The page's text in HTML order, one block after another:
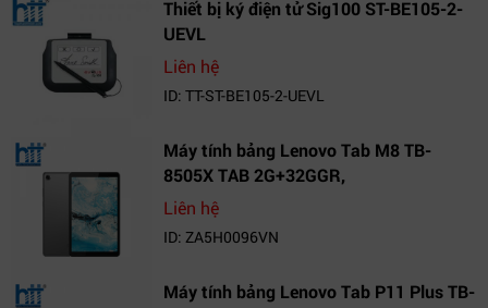
Thiết bị ký điện tử Sig100 ST-BE105-2-
UEVL
Liên hệ
ID: TT-ST-BE105-2-UEVL
Máy tính bảng Lenovo Tab M8 TB-
8505X TAB 2G+32GGR,
VN_ZA5H0096VN
Liên hệ
ID: ZA5H0096VN
Máy tính bảng Lenovo Tab P11 Plus TB-